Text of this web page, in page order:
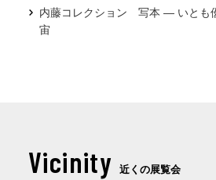
内藤コレクション 写本 — いとも
宙
Vicinity 近くの展覧会